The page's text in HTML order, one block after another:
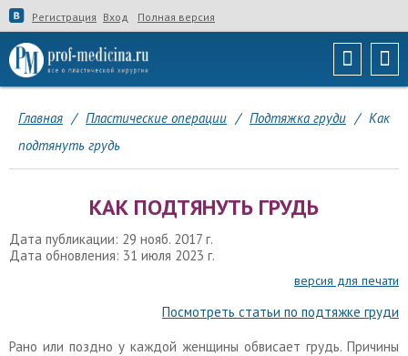
Регистрация Вход Полная версия
Главная / Пластические операции / Подтяжка груди / Как
подтянуть грудь
КАК ПОДТЯНУТЬ ГРУДЬ
Дата публикации: 29 нояб. 2017 г.
Дата обновления: 31 июля 2023 г.
версия для печати
Посмотреть статьи по подтяжке груди
Рано или поздно у каждой женщины обвисает грудь. Причины